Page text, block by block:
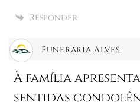
Responder
Funerária Alves
À família
sentidas